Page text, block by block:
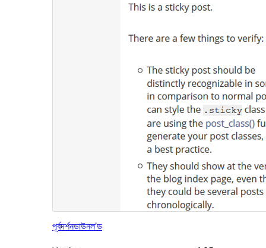
পূৰ্বদৰ্শনডাউনল’ড